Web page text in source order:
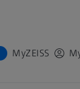
MyZEISS